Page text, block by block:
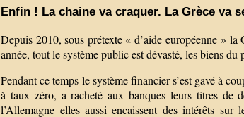
Enfin ! La chaine va craquer. La Grèce va
Depuis 2010, sous prétexte « d’aide européenne »
année, tout le système public est dévasté, les biens
Pendant ce temps le système financier s’est gavé à
à taux zéro, a racheté aux banques leurs titres de
l’Allemagne elles aussi encaissent des intérêts